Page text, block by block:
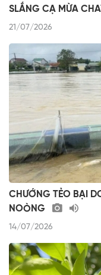
SLẮNG CẠ MỪA
21/07/2026
CHƯỚNG TẺO BẠI
NOÒNG
14/07/2026